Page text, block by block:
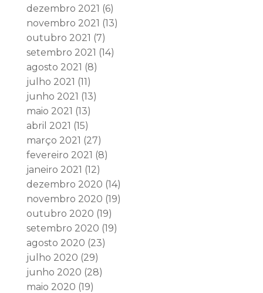
dezembro 2021 (6)
novembro 2021 (13)
outubro 2021 (7)
setembro 2021 (14)
agosto 2021 (8)
julho 2021 (11)
junho 2021 (13)
maio 2021 (13)
abril 2021 (15)
março 2021 (27)
fevereiro 2021 (8)
janeiro 2021 (12)
dezembro 2020 (14)
novembro 2020 (19)
outubro 2020 (19)
setembro 2020 (19)
agosto 2020 (23)
julho 2020 (29)
junho 2020 (28)
maio 2020 (19)